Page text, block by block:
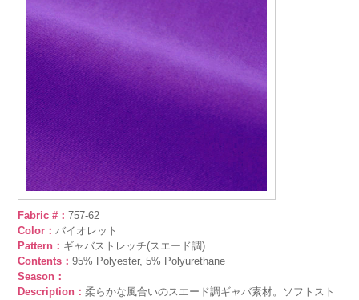
Fabric #：757-62
Color：バイオレット
Pattern： ギャバストレッチ(スエード調)
Contents：95% Polyester, 5% Polyurethane
Season：
Description：柔らかな風合いのスエード調ギャバ素材。ソフトスト